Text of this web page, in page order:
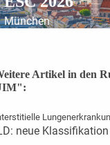
München
Artikel in den
neue